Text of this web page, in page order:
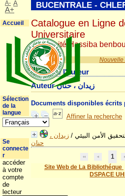
Nouvelle
Détail de l'auteur
Auteur زيدان ، حنان
Documents disponibles écrits
Affiner la recherche
الأمن البيئي /زيدان ،
حنان
1
Site Web de La Bibliothéque
DSPACE
BUCENTRALE -
Catalogue en Ligne
Universitaire
Université Hassiba
A- A
A+
Accueil
Sélection
de la
langue
Se
connecte
r
accéder
à votre
compte
de
lecteur